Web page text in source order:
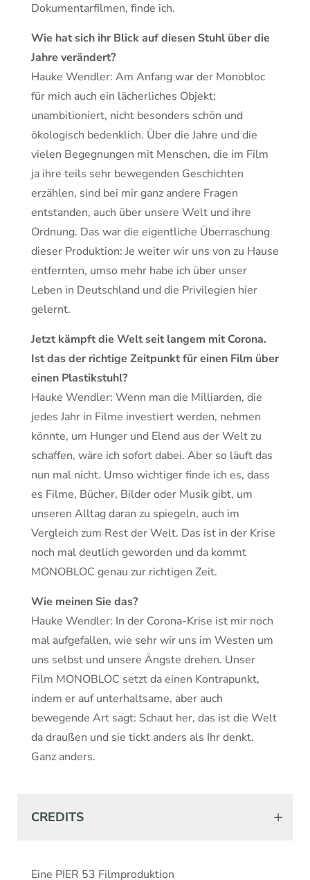
Dokumentarfilmen, finde ich.
Wie hat sich ihr Blick auf diesen Stuhl über die
Jahre verändert?
Hauke Wendler: Am Anfang war der Monobloc
für mich auch ein lächerliches Objekt:
unambitioniert, nicht besonders schön und
ökologisch bedenklich. Über die Jahre und die
vielen Begegnungen mit Menschen, die im Film
ja ihre teils sehr bewegenden Geschichten
erzählen, sind bei mir ganz andere Fragen
entstanden, auch über unsere Welt und ihre
Ordnung. Das war die eigentliche Überraschung
dieser Produktion: Je weiter wir uns von zu Hause
entfernten, umso mehr habe ich über unser
Leben in Deutschland und die Privilegien hier
gelernt.
Jetzt kämpft die Welt seit langem mit Corona.
Ist das der richtige Zeitpunkt für einen Film über
einen Plastikstuhl?
Hauke Wendler: Wenn man die Milliarden, die
jedes Jahr in Filme investiert werden, nehmen
könnte, um Hunger und Elend aus der Welt zu
schaffen, wäre ich sofort dabei. Aber so läuft das
nun mal nicht. Umso wichtiger finde ich es, dass
es Filme, Bücher, Bilder oder Musik gibt, um
unseren Alltag daran zu spiegeln, auch im
Vergleich zum Rest der Welt. Das ist in der Krise
noch mal deutlich geworden und da kommt
MONOBLOC genau zur richtigen Zeit.
Wie meinen Sie das?
Hauke Wendler: In der Corona-Krise ist mir noch
mal aufgefallen, wie sehr wir uns im Westen um
uns selbst und unsere Ängste drehen. Unser
Film MONOBLOC setzt da einen Kontrapunkt,
indem er auf unterhaltsame, aber auch
bewegende Art sagt: Schaut her, das ist die Welt
da draußen und sie tickt anders als Ihr denkt.
Ganz anders.
CREDITS
Eine PIER 53 Filmproduktion